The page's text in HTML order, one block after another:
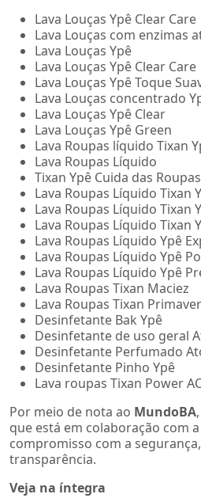
Lava Louças Ypê Clear Care
Lava Louças com enzimas
Lava Louças Ypê
Lava Louças Ypê Clear Care
Lava Louças Ypê Toque
Lava Louças concentrado
Lava Louças Ypê Clear
Lava Louças Ypê Green
Lava Roupas líquido Tixan
Lava Roupas Líquido
Tixan Ypê Cuida das Roupas
Lava Roupas Líquido Tixan
Lava Roupas Líquido Tixan
Lava Roupas Líquido Tixan
Lava Roupas Líquido Ypê
Lava Roupas Líquido Ypê
Lava Roupas Líquido Ypê
Lava Roupas Tixan Maciez
Lava Roupas Tixan
Desinfetante Bak Ypê
Desinfetante de uso geral
Desinfetante Perfumado
Desinfetante Pinho Ypê
Lava roupas Tixan Power
Por meio de nota ao MundoBA
que está em colaboração com
compromisso com a
transparência.
Veja na íntegra